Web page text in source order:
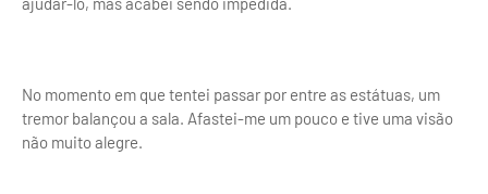
No momento em que tentei passar por entre as estátuas, um
tremor balançou a sala. Afastei-me um pouco e tive uma visão
não muito alegre.